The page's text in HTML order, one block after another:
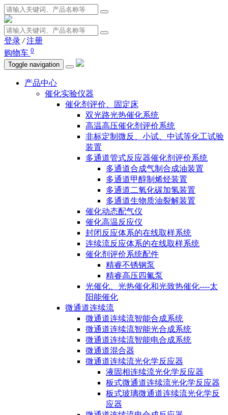
登录 / 注册
购物车 0
Toggle navigation
产品中心
催化实验仪器
催化剂评价、固定床
双光路光热催化系统
高温高压催化剂评价系统
非标定制微反、小试、中试等化工试验
装置
多通道管式反应器催化剂评价系统
多通道合成气制合成油装置
多通道甲醇制烯烃装置
多通道二氧化碳加氢装置
多通道生物质油裂解装置
催化动态配气仪
催化高温反应仪
封闭反应体系的在线取样系统
连续流反应体系的在线取样系统
催化剂评价系统配件
精睿不锈钢泵
精睿高压四氟泵
光催化、光热催化和光致热催化----太
阳能催化
微通道连续流
微通道连续流智能合成系统
微通道连续流智能光合成系统
微通道连续流智能电合成系统
微通道混合器
微通道连续流光化学反应器
液固相连续流光化学反应器
板式微通道连续流光化学反应器
板式玻璃微通道连续流光化学反
应器